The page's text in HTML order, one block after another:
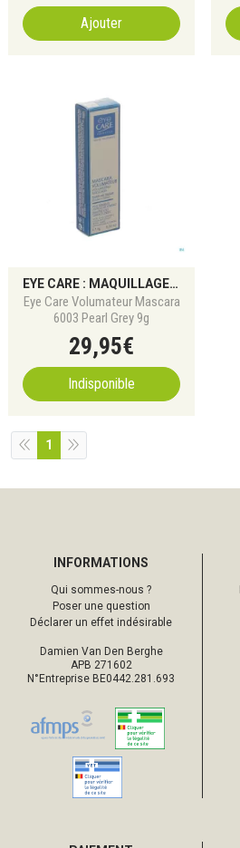
Ajouter
EYE CARE : MAQUILLAGE POUR YEUX SENSIBLES ET ALLERGIQUES
Eye Care Volumateur Mascara
6003 Pearl Grey 9g
29,95€
Indisponible
1
INFORMATIONS
Qui sommes-nous ?
Poser une question
Déclarer un effet indésirable
Damien Van Den Berghe
APB 271602
N°Entreprise BE0442.281.693